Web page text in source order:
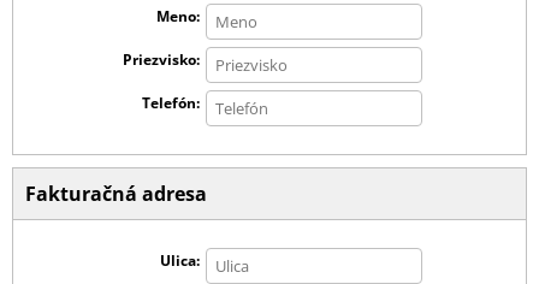
Meno
Priezvisko
Telefón
Fakturačná adresa
Ulica